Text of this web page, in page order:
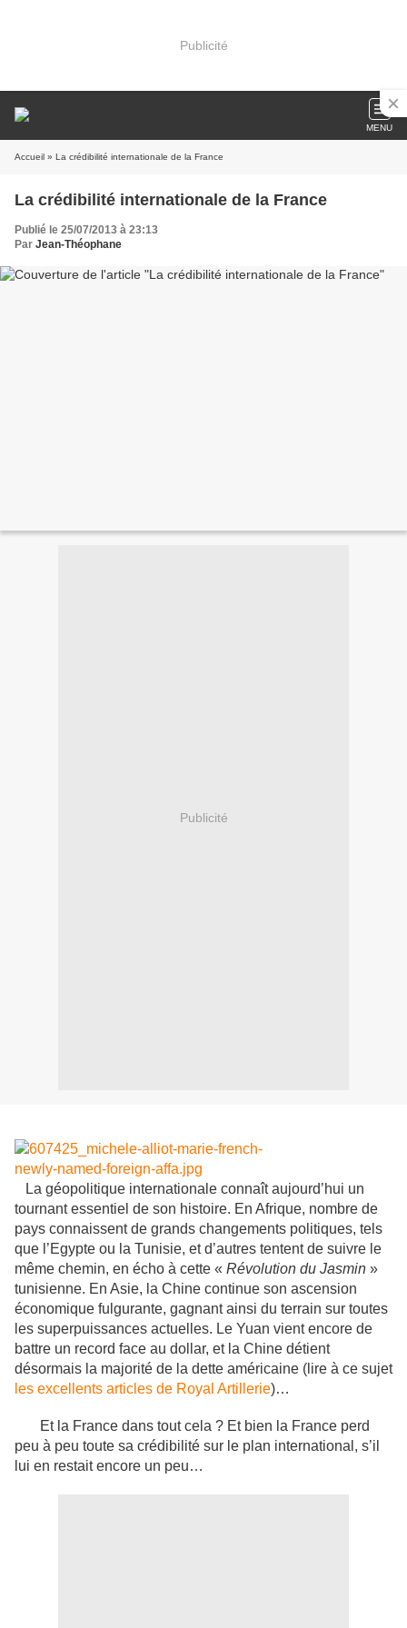
Publicité
MENU
Accueil » La crédibilité internationale de la France
La crédibilité internationale de la France
Publié le 25/07/2013 à 23:13
Par Jean-Théophane
Publicité
La géopolitique internationale connaît aujourd’hui un
tournant essentiel de son histoire. En Afrique, nombre de
pays connaissent de grands changements politiques, tels
que l’Egypte ou la Tunisie, et d’autres tentent de suivre le
même chemin, en écho à cette « Révolution du Jasmin »
tunisienne. En Asie, la Chine continue son ascension
économique fulgurante, gagnant ainsi du terrain sur toutes
les superpuissances actuelles. Le Yuan vient encore de
battre un record face au dollar, et la Chine détient
désormais la majorité de la dette américaine (lire à ce sujet
les excellents articles de Royal Artillerie)…
Et la France dans tout cela ? Et bien la France perd
peu à peu toute sa crédibilité sur le plan international, s’il
lui en restait encore un peu…